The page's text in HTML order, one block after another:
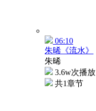
06:10
朱晞《流水》
朱晞
3.6w次播放
共1章节